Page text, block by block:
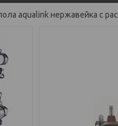
aqualink нержавейка с